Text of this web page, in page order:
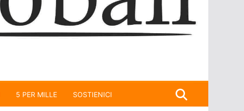
5 PER MILLE SOSTIENICI